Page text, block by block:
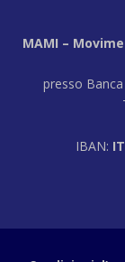
MAMI –
presso
IBAN: